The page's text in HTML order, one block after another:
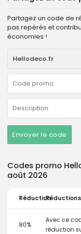
Partagez un code de
pas repérés et
économies !
Envoyer le code
Codes promo
août 2026
Réduction
80%
Avec ce
réduction